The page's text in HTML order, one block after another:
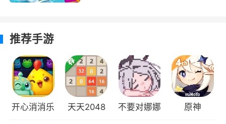
小子起游历世界
小编评价
1、地铁跑酷是一款大家再熟悉不过的冒险跑
推荐手游
开心消消乐 天天2048
不要对娜娜
原神